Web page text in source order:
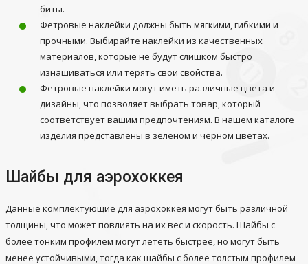
биты.
Фетровые наклейки должны быть мягкими, гибкими и
прочными. Выбирайте наклейки из качественных
материалов, которые не будут слишком быстро
изнашиваться или терять свои свойства.
Фетровые наклейки могут иметь различные цвета и
дизайны, что позволяет выбрать товар, который
соответствует вашим предпочтениям. В нашем каталоге
изделия представлены в зеленом и черном цветах.
Шайбы для аэрохоккея
Данные комплектующие для аэрохоккея могут быть различной
толщины, что может повлиять на их вес и скорость. Шайбы с
более тонким профилем могут лететь быстрее, но могут быть
менее устойчивыми, тогда как шайбы с более толстым профилем